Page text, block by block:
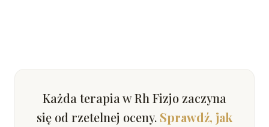
Każda terapia w Rh Fizjo zaczyna
się od rzetelnej oceny. Sprawdź, jak